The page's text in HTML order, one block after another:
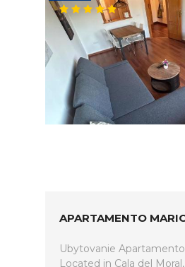
APARTAMENTO
Ubytovanie
Located in Cala del